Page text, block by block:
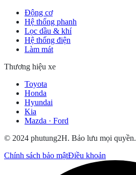
Động cơ
Hệ thống phanh
Lọc dầu & khí
Hệ thống điện
Làm mát
Thương hiệu xe
Toyota
Honda
Hyundai
Kia
Mazda · Ford
© 2024 phutung2H. Bảo lưu mọi quyền.
Chính sách bảo mậtĐiều khoản